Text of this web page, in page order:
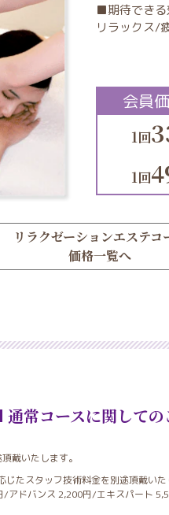
■期待できる
リラックス/
会員
1回
1回
リラクゼーションエステコ
価格一覧へ
常コースに関しての
戴いたします。
スタッフ技術料金を別途頂戴いた
アドバンス 2,200円/エキスパート